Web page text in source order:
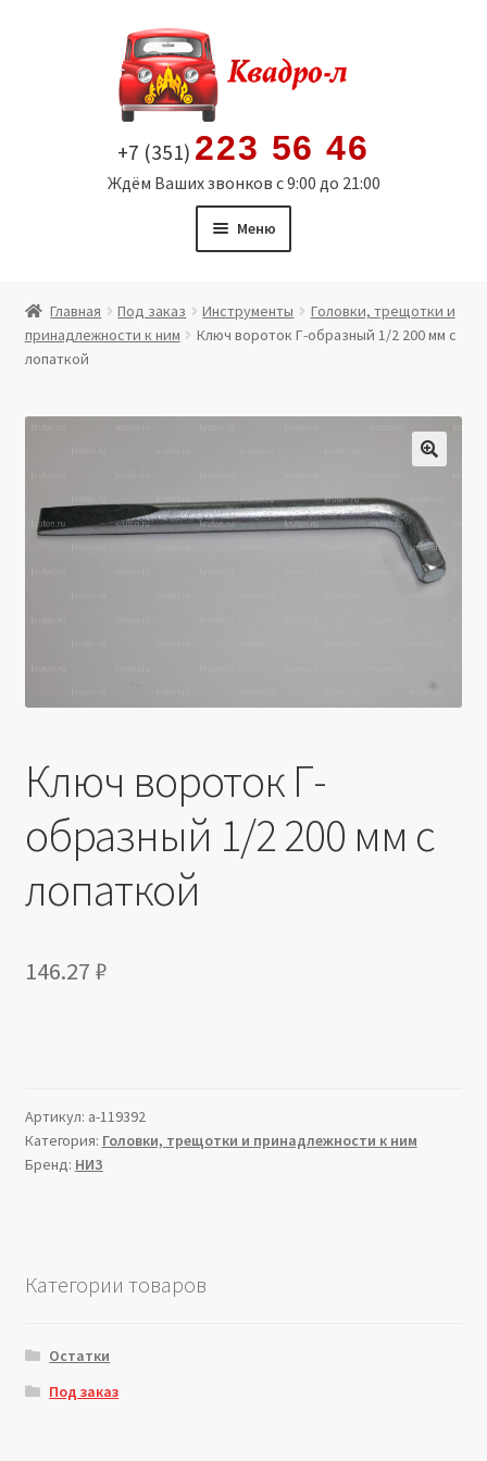
содержимому
+7 (351) 223 56 46
Ждём Ваших звонков с 9:00 до 21:00
Меню
Витрина
Производители
Главная Под заказ Инструменты
Головки, трещотки и
принадлежности к ним
Ключ вороток Г-образный 1/2 200 мм с
лопаткой
Ключ вороток Г-
образный 1/2 200 мм с
лопаткой
146.27 ₽
Артикул: a-119392
Категория: Головки, трещотки и принадлежности к ним
Бренд: НИЗ
Категории товаров
Остатки
Под заказ